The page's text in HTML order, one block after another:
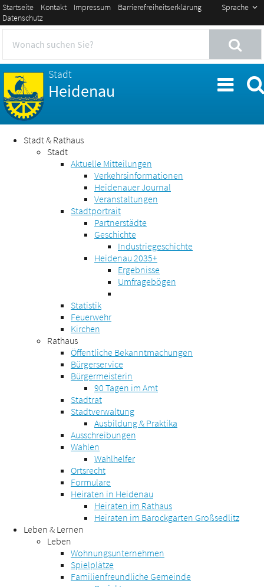
Sprache
Startseite Kontakt Impressum
Barrierefreiheitserklärung
Datenschutz
Stadt
Heidenau
Stadt & Rathaus
Stadt
Aktuelle Mitteilungen
Verkehrsinformationen
Heidenauer Journal
Veranstaltungen
Stadtportrait
Partnerstädte
Geschichte
Industriegeschichte
Heidenau 2035+
Ergebnisse
Umfragebögen
Statistik
Feuerwehr
Kirchen
Rathaus
Öffentliche Bekanntmachungen
Bürgerservice
Bürgermeisterin
90 Tagen im Amt
Stadtrat
Stadtverwaltung
Ausbildung & Praktika
Ausschreibungen
Wahlen
Wahlhelfer
Ortsrecht
Formulare
Heiraten in Heidenau
Heiraten im Rathaus
Heiraten im Barockgarten Großsedlitz
Leben & Lernen
Leben
Wohnungsunternehmen
Spielplätze
Familienfreundliche Gemeinde